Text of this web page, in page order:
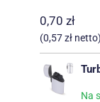
0,70 zł
(0,57zł netto)
Na